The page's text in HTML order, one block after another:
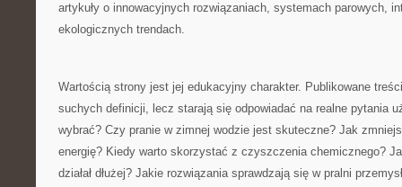
artykuły o innowacyjnych rozwiązaniach, systemach parowych,
ekologicznych trendach.
Wartością strony jest jej edukacyjny charakter. Publikowane
suchych definicji, lecz starają się odpowiadać na realne pytania
wybrać? Czy pranie w zimnej wodzie jest skuteczne? Jak
energię? Kiedy warto skorzystać z czyszczenia chemicznego?
działał dłużej? Jakie rozwiązania sprawdzają się w pralni